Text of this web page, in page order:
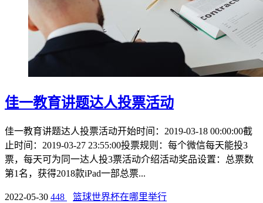
佳一教育讲题达人投票活动
佳一教育讲题达人投票活动开始时间：2019-03-18 00:00:00截
止时间：2019-03-27 23:55:00投票规则：每个微信每天能投3
票，每天可为同一达人投3票活动介绍活动奖品设置：总票数
第1名，获得2018款iPad一部总票...
2022-05-30 448 篮球世界杯在哪里举行